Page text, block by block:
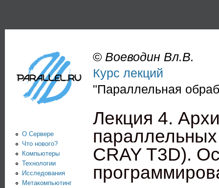
Информационно-
аналитический
центр по
параллельным
вычислениям
© Воеводин Вл.В.
Курс лекций
"Параллельная
Лекция 4.
CRAY T3D).
О Сервере
Что нового?
Компьютеры
Технологии
Исследования
Метакомпьютинг